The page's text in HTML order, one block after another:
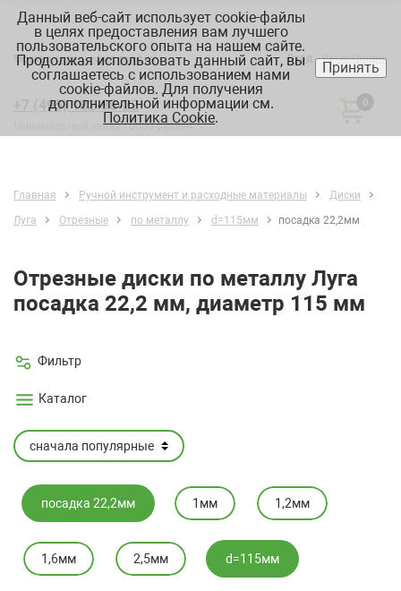
Вход Регистрация
Москва:склад, офис, график
+7 (495) 182-88-22
Минимальный заказ 10000 рублей
0
Главная Ручной инструмент и расходные материалы
Диски
Луга
Отрезные по металлу d=115мм посадка 22,2мм
Отрезные диски по металлу Луга
посадка 22,2 мм, диаметр 115 мм
Фильтр
Каталог
посадка 22,2мм 1мм 1,2мм
1,6мм 2,5мм d=115мм
Данный веб-сайт использует cookie-файлы
в целях предоставления вам лучшего
пользовательского опыта на нашем сайте.
Продолжая использовать данный сайт, вы
соглашаетесь с использованием нами
cookie-файлов. Для получения
дополнительной информации см.
Политика Cookie.
Принять